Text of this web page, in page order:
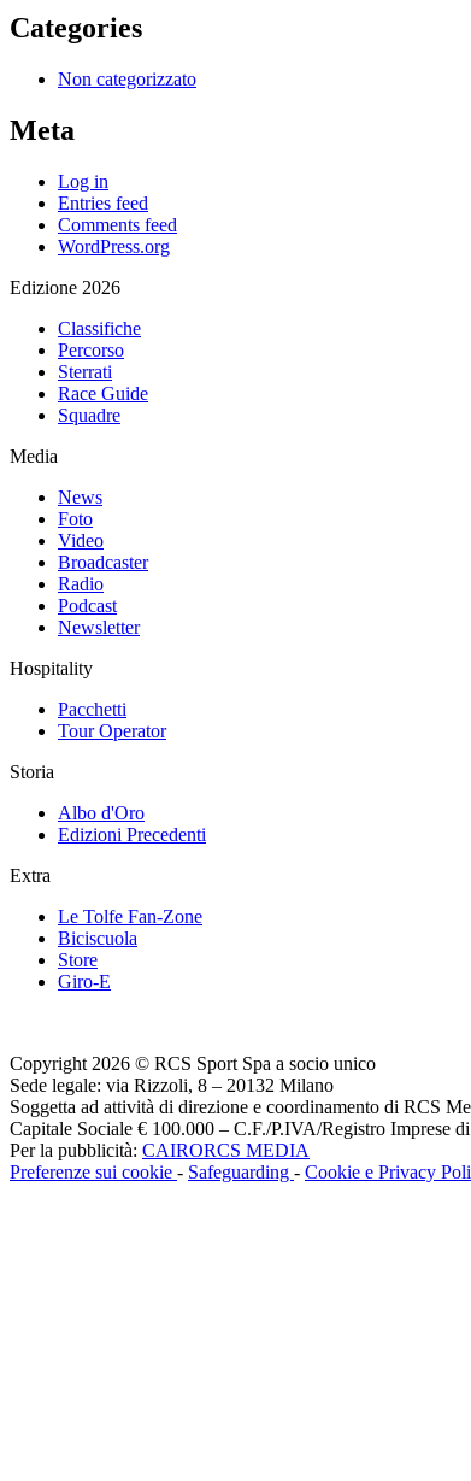
Categories
Non categorizzato
Meta
Log in
Entries feed
Comments feed
WordPress.org
Edizione 2026
Classifiche
Percorso
Sterrati
Race Guide
Squadre
Media
News
Foto
Video
Broadcaster
Radio
Podcast
Newsletter
Hospitality
Pacchetti
Tour Operator
Storia
Albo d'Oro
Edizioni Precedenti
Extra
Le Tolfe Fan-Zone
Biciscuola
Store
Giro-E
Copyright 2026 © RCS Sport Spa a socio unico
Sede legale: via Rizzoli, 8 – 20132 Milano
Soggetta ad attività di direzione e coordinamento di RCS
Capitale Sociale € 100.000 – C.F./P.IVA/Registro
Per la pubblicità: CAIRORCS MEDIA
Preferenze sui cookie - Safeguarding - Cookie e Privacy